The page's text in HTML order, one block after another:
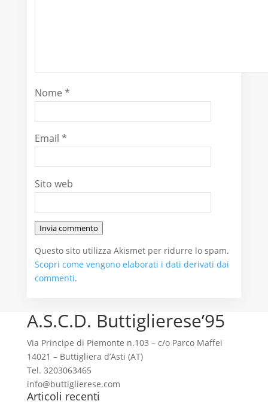
Nome*
Email*
Sito web
Invia commento
Questo sito utilizza Akismet per ridurre lo spam.
Scopri come vengono elaborati i dati derivati dai
commenti.
A.S.C.D. Buttiglierese’95
Via Principe di Piemonte n.103 – c/o Parco Maffei
14021 – Buttigliera d’Asti (AT)
Tel. 3203063465
info@buttiglierese.com
Articoli recenti